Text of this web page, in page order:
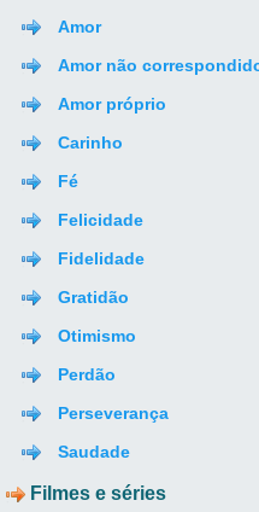
Amor
Amor não
Amor próprio
Carinho
Fé
Felicidade
Fidelidade
Gratidão
Otimismo
Perdão
Perseverança
Saudade
Filmes e séries